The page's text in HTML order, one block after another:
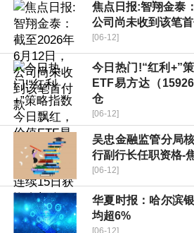
焦点日报:智翔金泰
公司尚未收到该笔
[06-12]
今日热门!“红利+”
ETF易方达（
仓
[06-12]
吴忠金融监管分局
行副行长任职资格-
[06-12]
华夏时报：哈尔滨
均超6%
[06-12]